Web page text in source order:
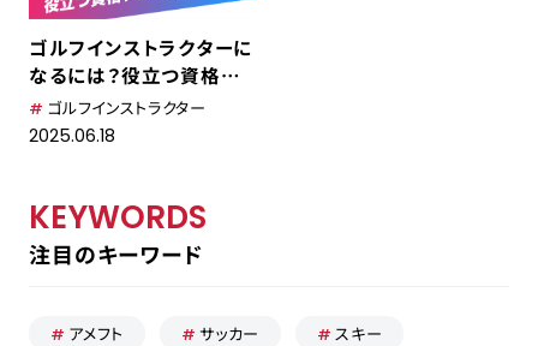
ゴルフインストラクターに
なるには？役立つ資格や
なる方法を解説！
ゴルフインストラクター
2025.06.18
KEYWORDS
注目のキーワード
アメフト サッカー スキー
アスリートのキャリアインタビュー
表彰台の降り方。
アルバイト/業務委託を探す
採用担当の方はこちら
お問い合わせ